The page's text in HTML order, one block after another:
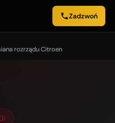
Zadzwoń
rozrządu Citroen